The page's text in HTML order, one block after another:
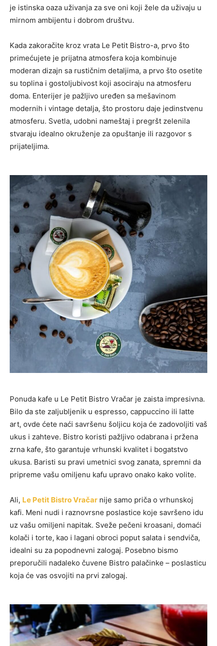
je istinska oaza uživanja za sve oni koji žele da uživaju u
mirnom ambijentu i dobrom društvu.
Kada zakoračite kroz vrata Le Petit Bistro-a, prvo što
primećujete je prijatna atmosfera koja kombinuje
moderan dizajn sa rustičnim detaljima, a prvo što osetite
su toplina i gostoljubivost koji asociraju na atmosferu
doma. Enterijer je pažljivo uređen sa mešavinom
modernih i vintage detalja, što prostoru daje jedinstvenu
atmosferu. Svetla, udobni nameštaj i pregršt zelenila
stvaraju idealno okruženje za opuštanje ili razgovor s
prijateljima.
Ponuda kafe u Le Petit Bistro Vračar je zaista impresivna.
Bilo da ste zaljubljenik u espresso, cappuccino ili latte
art, ovde ćete naći savršenu šoljicu koja će zadovoljiti vaš
ukus i zahteve. Bistro koristi pažljivo odabrana i pržena
zrna kafe, što garantuje vrhunski kvalitet i bogatstvo
ukusa. Baristi su pravi umetnici svog zanata, spremni da
pripreme vašu omiljenu kafu upravo onako kako volite.
Ali, Le Petit Bistro Vračar nije samo priča o vrhunskoj
kafi. Meni nudi i raznovrsne poslastice koje savršeno idu
uz vašu omiljeni napitak. Sveže pečeni kroasani, domaći
kolači i torte, kao i lagani obroci poput salata i sendviča,
idealni su za popodnevni zalogaj. Posebno bismo
preporučili nadaleko čuvene Bistro palačinke – poslasticu
koja će vas osvojiti na prvi zalogaj.